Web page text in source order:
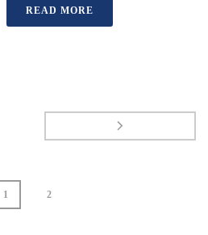
READ MORE
1 2